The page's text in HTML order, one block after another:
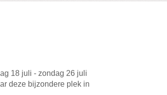
18 juli - zondag 26 juli
deze bijzondere plek in